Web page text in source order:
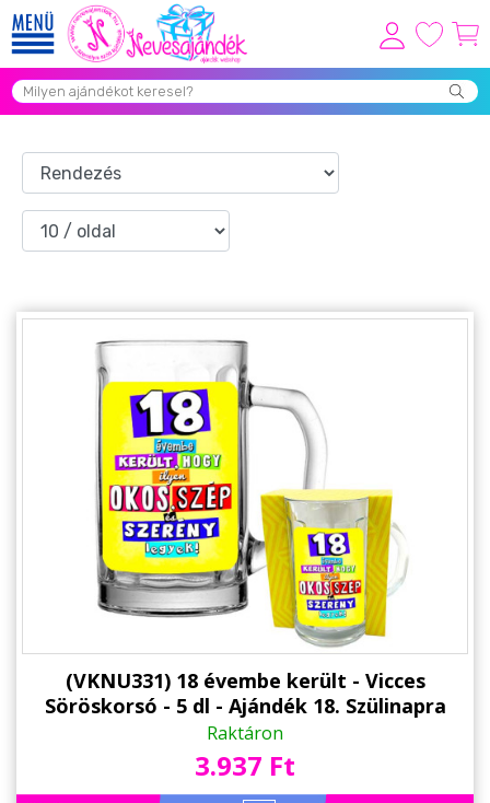
Viszonteladóknak
Grill Party Kellékek ❤️
Egyedi Ajándékok Rendelés
Vicces Pólók
Budapest Ajándéktárgyak
Szülinapi ajándékok
Alkalmakra
Ajándék Ötletek Férfiaknak
Ajándék Nőknek
Családtagoknak
(VKNU331) 18 évembe került - Vicces
Söröskorsó - 5 dl - Ajándék 18. Szülinapra
Raktáron
3.937 Ft